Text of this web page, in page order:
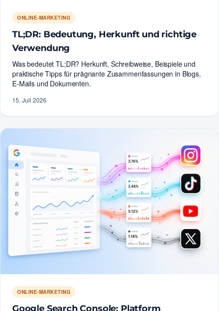
ONLINE-MARKETING
TL;DR: Bedeutung, Herkunft und richtige
Verwendung
Was bedeutet TL;DR? Herkunft, Schreibweise, Beispiele und
praktische Tipps für prägnante Zusammenfassungen in Blogs,
E-Mails und Dokumenten.
15. Juli 2026
ONLINE-MARKETING
Google Search Console: Platform